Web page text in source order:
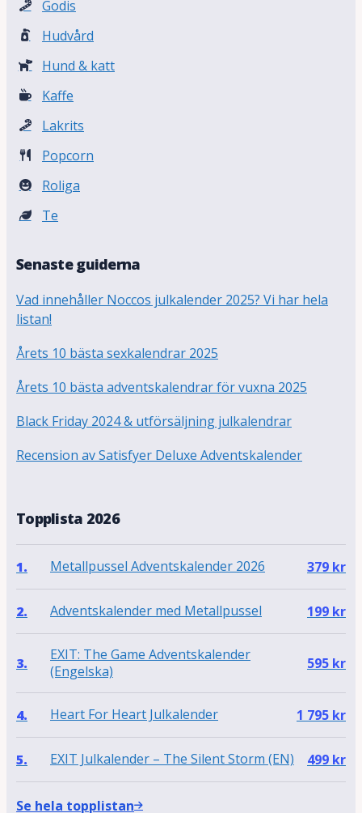
Godis
Hudvård
Hund & katt
Kaffe
Lakrits
Popcorn
Roliga
Te
Senaste guiderna
Vad innehåller Noccos julkalender 2025? Vi har hela
listan!
Årets 10 bästa sexkalendrar 2025
Årets 10 bästa adventskalendrar för vuxna 2025
Black Friday 2024 & utförsäljning julkalendrar
Recension av Satisfyer Deluxe Adventskalender
Topplista 2026
1. Metallpussel Adventskalender 2026 379 kr
2. Adventskalender med Metallpussel 199 kr
3.
EXIT: The Game Adventskalender
(Engelska)
595 kr
4. Heart For Heart Julkalender 1 795 kr
5. EXIT Julkalender – The Silent Storm (EN) 499 kr
Se hela topplistan